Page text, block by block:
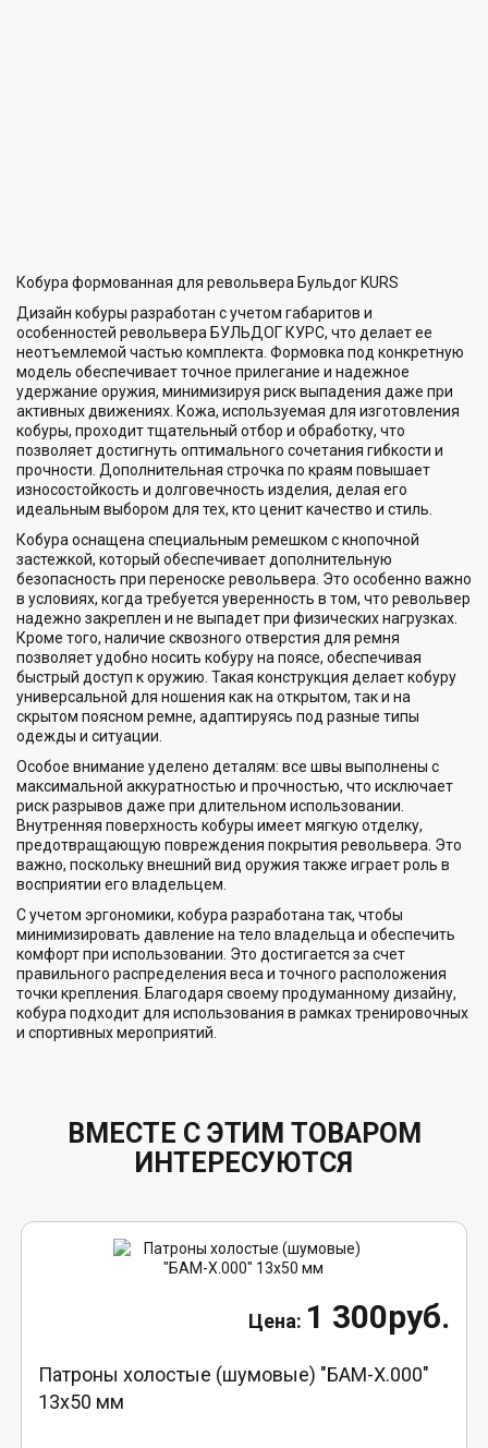
Кобура формованная для револьвера Бульдог KURS
Дизайн кобуры разработан с учетом габаритов и
особенностей револьвера БУЛЬДОГ КУРС, что делает ее
неотъемлемой частью комплекта. Формовка под конкретную
модель обеспечивает точное прилегание и надежное
удержание оружия, минимизируя риск выпадения даже при
активных движениях. Кожа, используемая для изготовления
кобуры, проходит тщательный отбор и обработку, что
позволяет достигнуть оптимального сочетания гибкости и
прочности. Дополнительная строчка по краям повышает
износостойкость и долговечность изделия, делая его
идеальным выбором для тех, кто ценит качество и стиль.
Кобура оснащена специальным ремешком с кнопочной
застежкой, который обеспечивает дополнительную
безопасность при переноске револьвера. Это особенно важно
в условиях, когда требуется уверенность в том, что револьвер
надежно закреплен и не выпадет при физических нагрузках.
Кроме того, наличие сквозного отверстия для ремня
позволяет удобно носить кобуру на поясе, обеспечивая
быстрый доступ к оружию. Такая конструкция делает кобуру
универсальной для ношения как на открытом, так и на
скрытом поясном ремне, адаптируясь под разные типы
одежды и ситуации.
Особое внимание уделено деталям: все швы выполнены с
максимальной аккуратностью и прочностью, что исключает
риск разрывов даже при длительном использовании.
Внутренняя поверхность кобуры имеет мягкую отделку,
предотвращающую повреждения покрытия револьвера. Это
важно, поскольку внешний вид оружия также играет роль в
восприятии его владельцем.
С учетом эргономики, кобура разработана так, чтобы
минимизировать давление на тело владельца и обеспечить
комфорт при использовании. Это достигается за счет
правильного распределения веса и точного расположения
точки крепления. Благодаря своему продуманному дизайну,
кобура подходит для использования в рамках тренировочных
и спортивных мероприятий.
ВМЕСТЕ С ЭТИМ ТОВАРОМ
ИНТЕРЕСУЮТСЯ
1 300руб.
Патроны холостые (шумовые) "БАМ-Х.000"
13х50 мм